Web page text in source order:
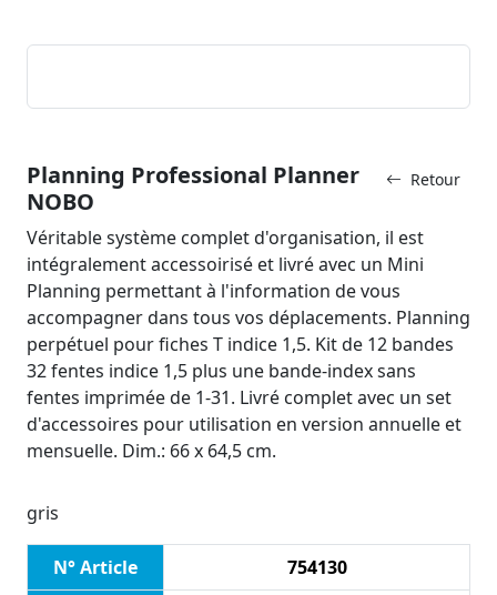
Retour
Planning Professional Planner
NOBO
Véritable système complet d'organisation, il est
intégralement accessoirisé et livré avec un Mini
Planning permettant à l'information de vous
accompagner dans tous vos déplacements. Planning
perpétuel pour fiches T indice 1,5. Kit de 12 bandes
32 fentes indice 1,5 plus une bande-index sans
fentes imprimée de 1-31. Livré complet avec un set
d'accessoires pour utilisation en version annuelle et
mensuelle. Dim.: 66 x 64,5 cm.
gris
N° Article
754130